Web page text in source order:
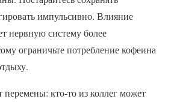
импульсивно. Влияние
нервную систему более
ограничьте потребление кофеина
перемены: кто-то из коллег может